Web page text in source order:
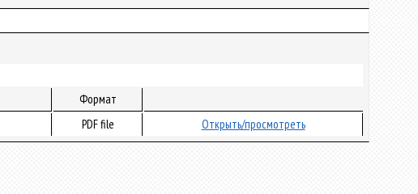
Формат
PDF file Открыть/просмотреть